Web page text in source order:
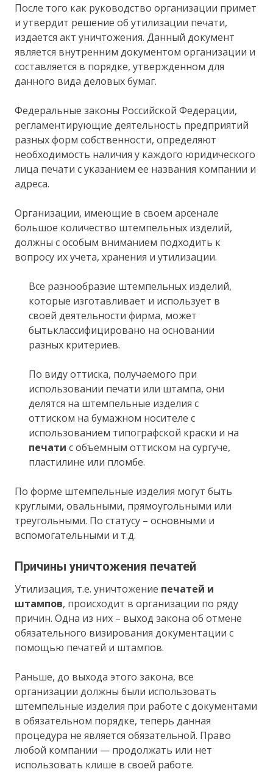
После того как руководство организации примет
и утвердит решение об утилизации печати,
издается акт уничтожения. Данный документ
является внутренним документом организации и
составляется в порядке, утвержденном для
данного вида деловых бумаг.
Федеральные законы Российской Федерации,
регламентирующие деятельность предприятий
разных форм собственности, определяют
необходимость наличия у каждого юридического
лица печати с указанием ее названия компании и
адреса.
Организации, имеющие в своем арсенале
большое количество штемпельных изделий,
должны с особым вниманием подходить к
вопросу их учета, хранения и утилизации.
Все разнообразие штемпельных изделий,
которые изготавливает и использует в
своей деятельности фирма, может
бытьклассифицировано на основании
разных критериев.
По виду оттиска, получаемого при
использовании печати или штампа, они
делятся на штемпельные изделия с
оттиском на бумажном носителе с
использованием типографской краски и на
печати с объемным оттиском на сургуче,
пластилине или пломбе.
По форме штемпельные изделия могут быть
круглыми, овальными, прямоугольными или
треугольными. По статусу – основными и
вспомогательными и т.д.
Причины уничтожения печатей
Утилизация, т.е. уничтожение печатей и
штампов, происходит в организации по ряду
причин. Одна из них – выход закона об отмене
обязательного визирования документации с
помощью печатей и штампов.
Раньше, до выхода этого закона, все
организации должны были использовать
штемпельные изделия при работе с документами
в обязательном порядке, теперь данная
процедура не является обязательной. Право
любой компании — продолжать или нет
использовать клише в своей работе.